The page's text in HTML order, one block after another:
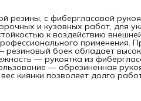
резины, с фибергласовой
и кузовных работ, для
к воздействию
применения.
боек обладает
— рукоятка из
— обрезиненная
киянки позволяет долго